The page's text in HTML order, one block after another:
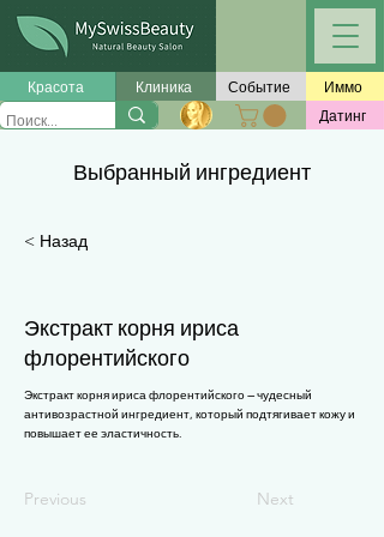
Красота Клиника Событие
Иммо
Датинг
Выбранный ингредиент
< Назад
Экстракт корня ириса
флорентийского
Экстракт корня ириса флорентийского — чудесный
антивозрастной ингредиент, который подтягивает кожу и
повышает ее эластичность.
Previous Next